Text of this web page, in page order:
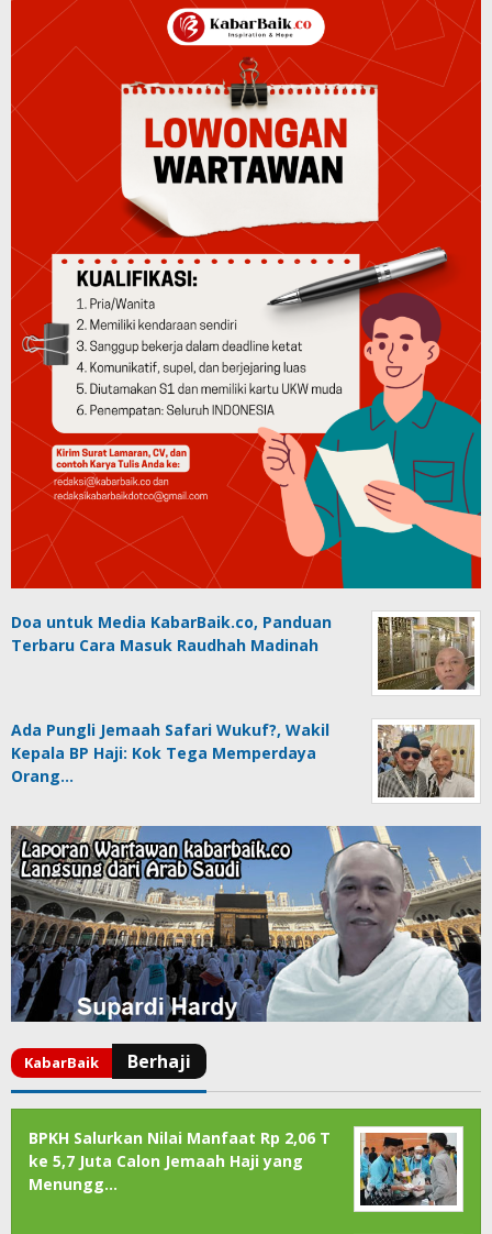
Doa untuk Media KabarBaik.co, Panduan
Terbaru Cara Masuk Raudhah Madinah
Ada Pungli Jemaah Safari Wukuf?, Wakil
Kepala BP Haji: Kok Tega Memperdaya
Orang…
BPKH Salurkan Nilai Manfaat Rp 2,06 T
ke 5,7 Juta Calon Jemaah Haji yang
Menungg…